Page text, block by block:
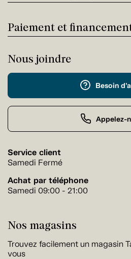
Paiement et
Nous joindre
Besoin
Appelez-
Service client
Samedi Fermé
Achat par téléphone
Samedi 09:00 - 21:00
Nos magasins
Trouvez facilement un magasin
vous